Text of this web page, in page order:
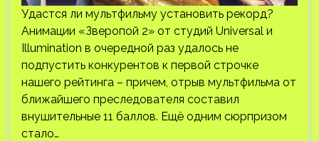
Удастся ли мультфильму установить рекорд?
Анимации «Зверопой 2» от студий Universal и
Illumination в очередной раз удалось не
подпустить конкурентов к первой строчке
нашего рейтинга – причем, отрыв мультфильма от
ближайшего преследователя составил
внушительные 11 баллов. Ещё одним сюрпризом
стало…